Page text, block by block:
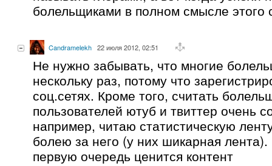
болельщиками в полном смысле этого
Candramelekh 22 июля 2012, 02:51
Не нужно забывать, что многие
нескольку раз, потому что
соц.сетях. Кроме того, считать
пользователей ютуб и твиттер очень
например, читаю статистическую
болею за него (у них шикарная
первую очередь ценится контент